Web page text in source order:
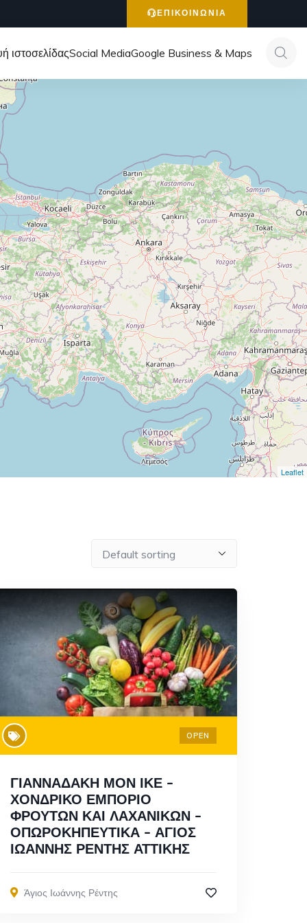
ΕΠΙΚΟΙΝΩΝΙΑ
ιστοσελίδαςSocial MediaGoogle Business & Maps
Leaflet
OPEN
ΓΙΑΝΝΑΔΑΚΗ ΜΟΝ ΙΚΕ –
ΧΟΝΔΡΙΚΟ ΕΜΠΟΡΙΟ
ΦΡΟΥΤΩΝ ΚΑΙ ΛΑΧΑΝΙΚΩΝ –
ΟΠΩΡΟΚΗΠΕΥΤΙΚΑ – ΑΓΙΟΣ
ΙΩΑΝΝΗΣ ΡΕΝΤΗΣ ΑΤΤΙΚΗΣ
Άγιος Ιωάννης Ρέντης